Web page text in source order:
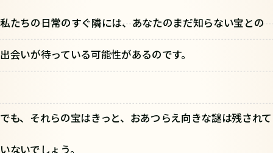
私たちの日常のすぐ隣には、あなたのまだ知らない宝との
出会いが待っている可能性があるのです。
でも、それらの宝はきっと、おあつらえ向きな謎は残されて
いないでしょう。